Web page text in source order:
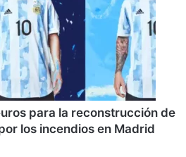
para la reconstrucción de
los incendios en Madrid